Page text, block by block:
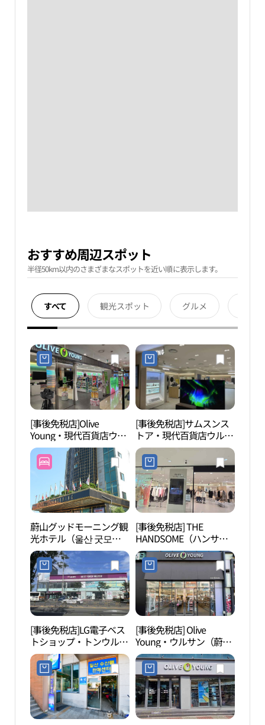
おすすめ周辺スポット
半径50km以内のさまざまなスポットを近い順に表示します。
すべて 観光スポット グルメ
[事後免税店]Olive
Young・現代百貨店ウル
サン（蔚山）店東区(올
리브영 현대백화점 울산
점 동구)
[事後免税店]サムスンス
トア・現代百貨店ウルサ
ンドング（蔚山東区）店
(삼성스토어 현대백화점
울산 동구점)
蔚山グッドモーニング観
光ホテル（울산 굿모닝
관광호텔）
[事後免税店] THE
HANDSOME（ハンサ
ム）アウトレットFxタイ
ム・現代百貨店ウルサン
（蔚山）店東区(한섬 아
울렛 Fx 타임 현대백화점
울산점 동구)
[事後免税店]LG電子ベス
トショップ・トンウルサ
ン（東蔚山）店(LG전자
베스트샵 동울산점)
[事後免税店] Olive
Young・ウルサン（蔚
山）テラスパーク店(올
리브영 울산테라스파크
점)